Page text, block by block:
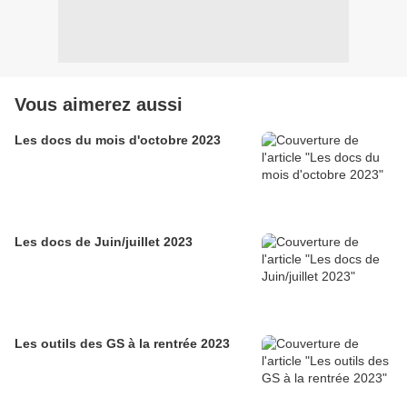
Vous aimerez aussi
Les docs du mois d'octobre 2023
Les docs de Juin/juillet 2023
Les outils des GS à la rentrée 2023